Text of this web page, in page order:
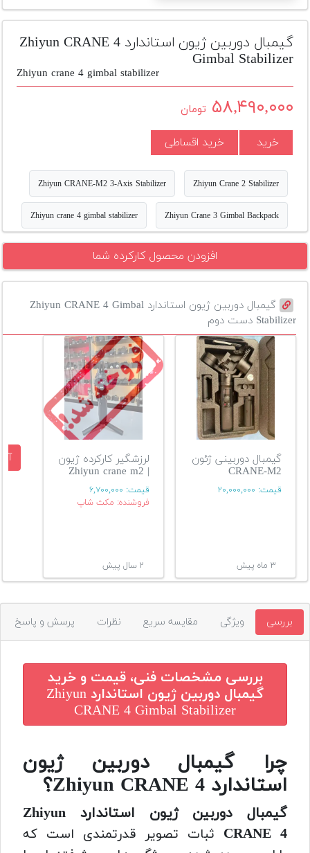
تجهیزات
مکث
پلاس
افزودن
دست
دوم
لیست
قیمت
دوربین
گیمبال دوربین ژیون استاندارد Zhiyun CRANE 4
Gimbal Stabilizer
Zhiyun crane 4 gimbal stabilizer
۵۸,۴۹۰,۰۰۰ تومان
خرید خرید اقساطی
Zhiyun Crane 2 Stabilizer
Zhiyun CRANE-M2 3-Axis Stabilizer
Zhiyun Crane 3 Gimbal Backpack
Zhiyun crane 4 gimbal stabilizer
افزودن محصول کارکرده شما
گیمبال دوربین ژیون استاندارد Zhiyun CRANE 4 Gimbal
Stabilizer دست دوم
گیمبال دوربینی ژئون
CRANE-M2
قیمت: ۲۰,۰۰۰,۰۰۰
۳ ماه پیش
لرزشگیر کارکرده ژیون
| Zhiyun crane m2
قیمت: ۶,۷۰۰,۰۰۰
فروشنده: مکث شاپ
۲ سال پیش
بررسی ویژگی مقایسه سریع نظرات پرسش و پاسخ
بررسی مشخصات فنی، قیمت و خرید
گیمبال دوربین ژیون استاندارد Zhiyun
CRANE 4 Gimbal Stabilizer
چرا گیمبال دوربین ژیون
استاندارد Zhiyun CRANE 4؟
گیمبال دوربین ژیون استاندارد Zhiyun
CRANE 4 ثبات تصویر قدرتمندی است که